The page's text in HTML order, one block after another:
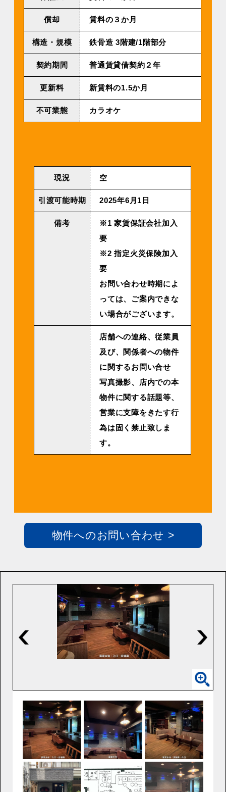
償却 賃料の３か月
構造・規模 鉄⾻造 3階建/1階部分
契約期間 普通賃貸借契約２年
更新料 新賃料の1.5か月
不可業態 カラオケ
現況 空
引渡可能時期 2025年6⽉1⽇
備考
※1 家賃保証会社加入
要
※2 指定火災保険加入
要
お問い合わせ時期によ
っては、ご案内できな
い場合がございます。
店舗への連絡、従業員
及び、関係者への物件
に関するお問い合せ
写真撮影、店内での本
物件に関する話題等、
営業に支障をきたす行
為は固く禁止致しま
す。
物件へのお問い合わせ >